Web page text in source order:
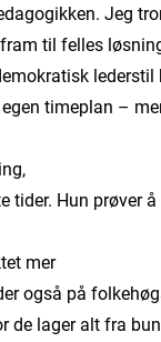
Jeg
til felles
timeplan –
tider. Hun prøver
mer
også på
de lager alt fra